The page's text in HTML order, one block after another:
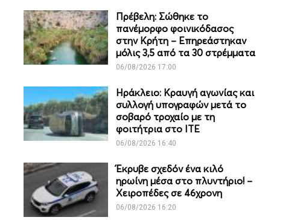
Πρέβελη: Σώθηκε το
πανέμορφο φοινικόδασος
στην Κρήτη – Επηρεάστηκαν
μόλις 3,5 από τα 30 στρέμματα
06/08/2026 17:00
Ηράκλειο: Κραυγή αγωνίας και
συλλογή υπογραφών μετά το
σοβαρό τροχαίο με τη
φοιτήτρια στο ΙΤΕ
06/08/2026 16:40
Έκρυβε σχεδόν ένα κιλό
ηρωίνη μέσα στο πλυντήριο! –
Χειροπέδες σε 46χρονη
06/08/2026 16:20